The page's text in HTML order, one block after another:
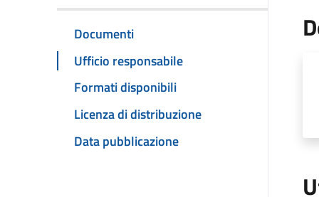
Documenti
Ufficio responsabile
Formati disponibili
Licenza di distribuzione
Data pubblicazione